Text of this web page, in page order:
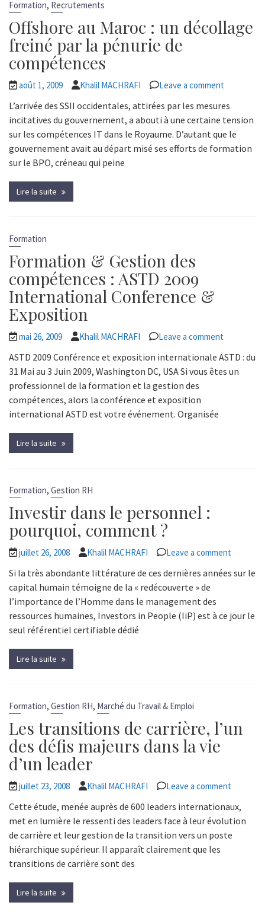
Formation, Recrutements
Offshore au Maroc : un décollage
freiné par la pénurie de
compétences
août 1, 2009 Khalil MACHRAFI Leave a comment
L’arrivée des SSII occidentales, attirées par les mesures
incitatives du gouvernement, a abouti à une certaine tension
sur les compétences IT dans le Royaume. D’autant que le
gouvernement avait au départ misé ses efforts de formation
sur le BPO, créneau qui peine
Lire la suite
Formation
Formation & Gestion des
compétences : ASTD 2009
International Conference &
Exposition
mai 26, 2009 Khalil MACHRAFI Leave a comment
ASTD 2009 Conférence et exposition internationale ASTD : du
31 Mai au 3 Juin 2009, Washington DC, USA Si vous êtes un
professionnel de la formation et la gestion des
compétences, alors la conférence et exposition
international ASTD est votre événement. Organisée
Lire la suite
Formation,Gestion RH
Investir dans le personnel :
pourquoi, comment ?
juillet 26, 2008 Khalil MACHRAFI Leave a comment
Si la très abondante littérature de ces dernières années sur le
capital humain témoigne de la « redécouverte » de
l’importance de l’Homme dans le management des
ressources humaines, Investors in People (IiP) est à ce jour le
seul référentiel certifiable dédié
Lire la suite
Formation,Gestion RH, Marché du Travail & Emploi
Les transitions de carrière, l’un
des défis majeurs dans la vie
d’un leader
juillet 23, 2008 Khalil MACHRAFI Leave a comment
Cette étude, menée auprès de 600 leaders internationaux,
met en lumière le ressenti des leaders face à leur évolution
de carrière et leur gestion de la transition vers un poste
hiérarchique supérieur. Il apparaît clairement que les
transitions de carrière sont des
Lire la suite